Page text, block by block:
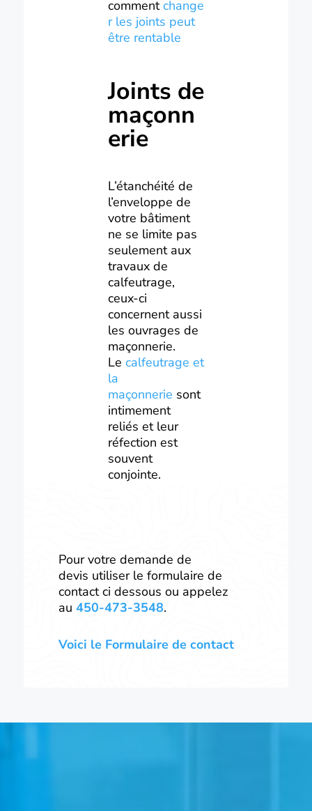
commentchange
r les joints peut
être rentable
Joints de
maçonn
erie
L’étanchéité de
l’enveloppe de
votre bâtiment
ne se limite pas
seulement aux
travaux de
calfeutrage,
ceux-ci
concernent aussi
les ouvrages de
maçonnerie.
Le calfeutrage et
la
maçonnerie sont
intimement
reliés et leur
réfection est
souvent
conjointe.
Pour votre demande de
devis utiliser le formulaire de
contact ci dessous ou appelez
au 450-473-3548.
Voici le Formulaire de contact